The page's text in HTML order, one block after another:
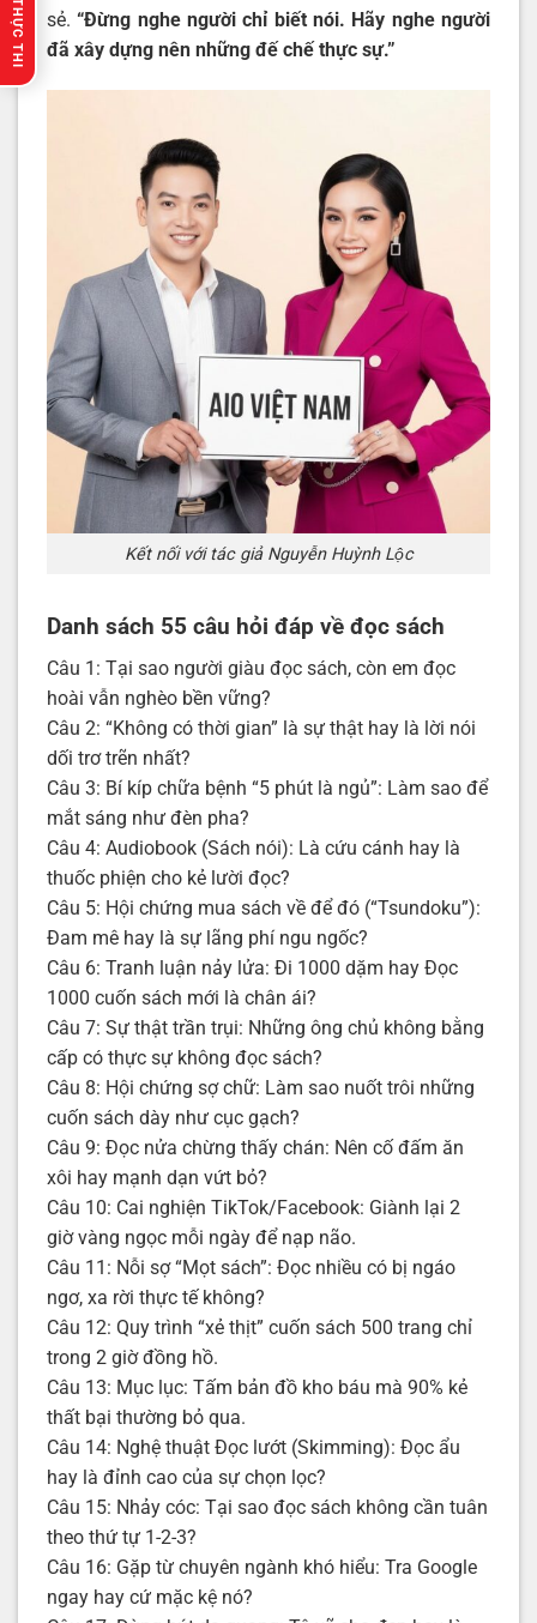
sẻ.“Đừng nghe người chỉ biết nói. Hãy nghe người
đã xây dựng nên những đế chế thực sự.”
Kết nối với tác giả Nguyễn Huỳnh Lộc
Danh sách 55 câu hỏi đáp về đọc sách
Câu 1: Tại sao người giàu đọc sách, còn em đọc
hoài vẫn nghèo bền vững?
Câu 2: “Không có thời gian” là sự thật hay là lời nói
dối trơ trẽn nhất?
Câu 3: Bí kíp chữa bệnh “5 phút là ngủ”: Làm sao để
mắt sáng như đèn pha?
Câu 4: Audiobook (Sách nói): Là cứu cánh hay là
thuốc phiện cho kẻ lười đọc?
Câu 5: Hội chứng mua sách về để đó (“Tsundoku”):
Đam mê hay là sự lãng phí ngu ngốc?
Câu 6: Tranh luận nảy lửa: Đi 1000 dặm hay Đọc
1000 cuốn sách mới là chân ái?
Câu 7: Sự thật trần trụi: Những ông chủ không bằng
cấp có thực sự không đọc sách?
Câu 8: Hội chứng sợ chữ: Làm sao nuốt trôi những
cuốn sách dày như cục gạch?
Câu 9: Đọc nửa chừng thấy chán: Nên cố đấm ăn
xôi hay mạnh dạn vứt bỏ?
Câu 10: Cai nghiện TikTok/Facebook: Giành lại 2
giờ vàng ngọc mỗi ngày để nạp não.
Câu 11: Nỗi sợ “Mọt sách”: Đọc nhiều có bị ngáo
ngơ, xa rời thực tế không?
Câu 12: Quy trình “xẻ thịt” cuốn sách 500 trang chỉ
trong 2 giờ đồng hồ.
Câu 13: Mục lục: Tấm bản đồ kho báu mà 90% kẻ
thất bại thường bỏ qua.
Câu 14: Nghệ thuật Đọc lướt (Skimming): Đọc ẩu
hay là đỉnh cao của sự chọn lọc?
Câu 15: Nhảy cóc: Tại sao đọc sách không cần tuân
theo thứ tự 1-2-3?
Câu 16: Gặp từ chuyên ngành khó hiểu: Tra Google
ngay hay cứ mặc kệ nó?